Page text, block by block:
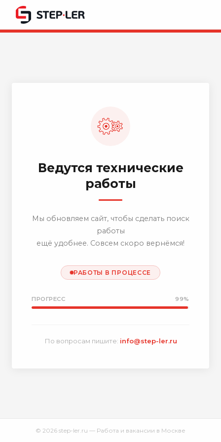
Ведутся технические
работы
Мы обновляем сайт, чтобы сделать поиск
работы
ещё удобнее. Совсем скоро вернёмся!
РАБОТЫ В ПРОЦЕССЕ
ПРОГРЕСС 99%
По вопросам пишите: info@step-ler.ru
© 2026 step-ler.ru — Работа и вакансии в Москве